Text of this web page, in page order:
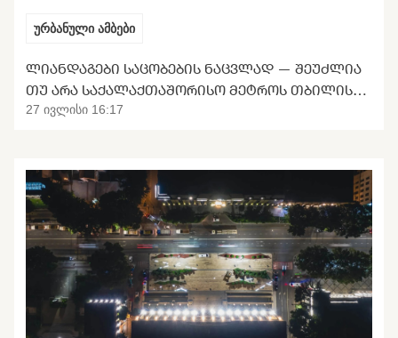
ურბანული ამბები
ᲚᲘᲐᲜᲓᲐᲒᲔᲑᲘ ᲡᲐᲪᲝᲑᲔᲑᲘᲡ ᲜᲐᲪᲕᲚᲐᲓ — ᲨᲔᲣᲫᲚᲘᲐ
ᲗᲣ ᲐᲠᲐ ᲡᲐᲥᲐᲚᲐᲥᲗᲐᲨᲝᲠᲘᲡᲝ ᲛᲔᲢᲠᲝᲡ ᲗᲑᲘᲚᲘᲡᲘᲡ
ᲒᲐᲜᲢᲕᲘᲠᲗᲕᲐ
27 ივლისი 16:17